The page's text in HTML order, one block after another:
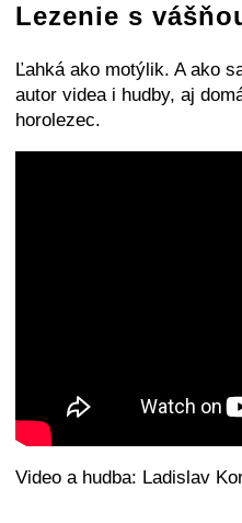
Lezenie s
Ľahká ako motýlik. A ako
autor videa i hudby, aj
horolezec.
Video a hudba: Ladislav